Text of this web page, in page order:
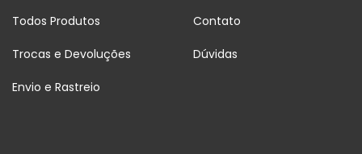
Todos Produtos Contato
Trocas e Devoluções Dúvidas
Envio e Rastreio